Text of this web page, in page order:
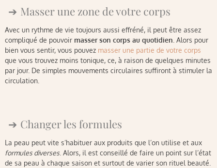
Masser une zone de votre corps
Avec un rythme de vie toujours aussi effréné, il peut être assez
compliqué de pouvoir masser son corps au quotidien . Alors pour
bien vous sentir, vous pouvez masser une partie de votre corps
que vous trouvez moins tonique, ce, à raison de quelques minutes
par jour. De simples mouvements circulaires suffiront à stimuler la
circulation.
Changer les formules
La peau peut vite s’habituer aux produits que l’on utilise et aux
formules diverses . Alors, il est conseillé de faire un point sur l’état
de sa peau à chaque saison et surtout de varier son rituel beauté.